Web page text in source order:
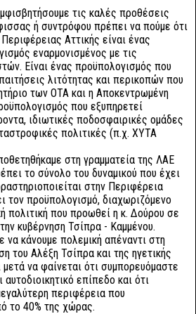
τις καλές προθέσεις
ή συντρόφου πρέπει να πούμε ότι
Αττικής είναι ένας
εναρμονισμένος με τις
Είναι ένας προϋπολογισμός που
λιτότητας και περικοπών που
των ΟΤΑ και η Αποκεντρωμένη
που εξυπηρετεί
ιδιωτικές ποδοσφαιρικές ομάδες
πολιτικές (π.χ. ΧΥΤΑ
στη γραμματεία της ΛΑΕ
το σύνολο του δυναμικού που έχει
στην Περιφέρεια
τον προϋπολογισμό, διαχωριζόμενο
πολιτική που προωθεί η κ. Δούρου σε
κυβέρνηση Τσίπρα - Καμμένου.
κάνουμε πολεμική απέναντι στη
του Αλέξη Τσίπρα και της ηγετικής
να φαίνεται ότι συμπορευόμαστε
επίπεδο και ότι
περιφέρεια που
το 40% της χώρας.